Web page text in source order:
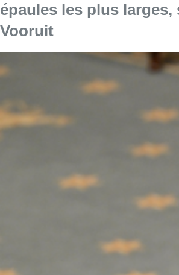
épaules les plus larges,
Vooruit